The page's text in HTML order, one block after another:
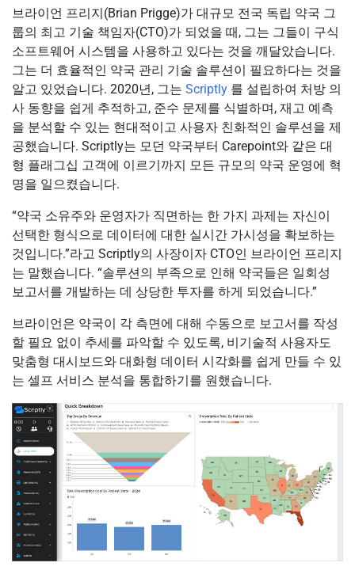
브라이언 프리지(Brian Prigge)가 대규모 전국 독립 약국 그
룹의 최고 기술 책임자(CTO)가 되었을 때, 그는 그들이 구식
소프트웨어 시스템을 사용하고 있다는 것을 깨달았습니다.
그는 더 효율적인 약국 관리 기술 솔루션이 필요하다는 것을
알고 있었습니다. 2020년, 그는 Scriptly 를 설립하여 처방 의
사 동향을 쉽게 추적하고, 준수 문제를 식별하며, 재고 예측
을 분석할 수 있는 현대적이고 사용자 친화적인 솔루션을 제
공했습니다. Scriptly는 모던 약국부터 Carepoint와 같은 대
형 플래그십 고객에 이르기까지 모든 규모의 약국 운영에 혁
명을 일으켰습니다.
“약국 소유주와 운영자가 직면하는 한 가지 과제는 자신이
선택한 형식으로 데이터에 대한 실시간 가시성을 확보하는
것입니다.”라고 Scriptly의 사장이자 CTO인 브라이언 프리지
는 말했습니다. “솔루션의 부족으로 인해 약국들은 일회성
보고서를 개발하는 데 상당한 투자를 하게 되었습니다.”
브라이언은 약국이 각 측면에 대해 수동으로 보고서를 작성
할 필요 없이 추세를 파악할 수 있도록, 비기술적 사용자도
맞춤형 대시보드와 대화형 데이터 시각화를 쉽게 만들 수 있
는 셀프 서비스 분석을 통합하기를 원했습니다.